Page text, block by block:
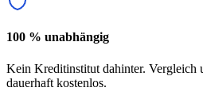
100 % unabhängig
Kein Kreditinstitut dahinter. Vergleich
dauerhaft kostenlos.